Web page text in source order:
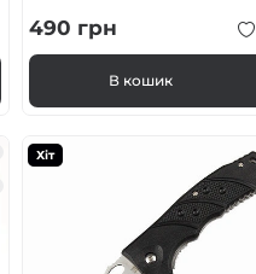
490 грн
В кошик
Хіт